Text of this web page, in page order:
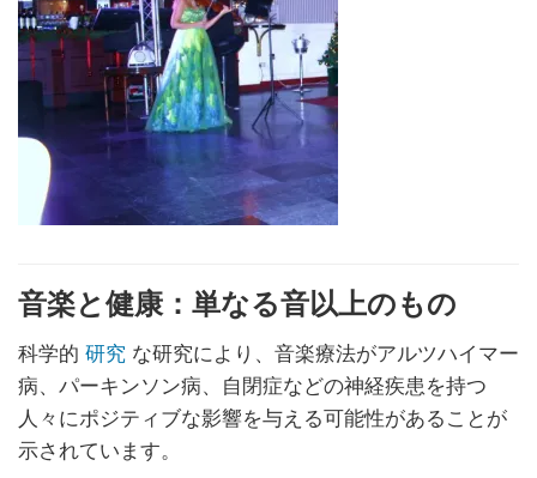
音楽と健康：単なる音以上のもの
科学的 研究 な研究により、音楽療法がアルツハイマー
病、パーキンソン病、自閉症などの神経疾患を持つ
人々にポジティブな影響を与える可能性があることが
示されています。